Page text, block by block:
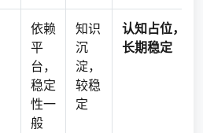
依赖
平
台，
稳定
性一
般
知识
沉
淀，
较稳
定
认知占位，
长期稳定